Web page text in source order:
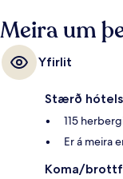
Meira um
Yfirlit
Stærð hótels
115
Er á meira
Koma/